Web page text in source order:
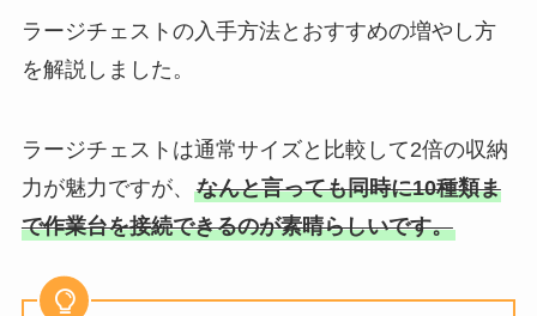
ラージチェストの入手方法とおすすめの増やし方
を解説しました。
ラージチェストは通常サイズと比較して2倍の収納
力が魅力ですが、 なんと言っても同時に10種類ま
で作業台を接続できるのが素晴らしいです。